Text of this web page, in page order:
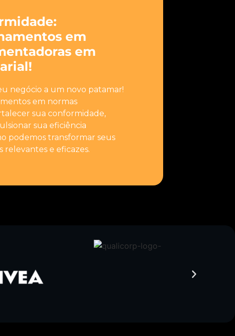
em
em
negócio a um novo patamar!
em normas
sua conformidade,
sua eficiência
podemos transformar seus
e eficazes.